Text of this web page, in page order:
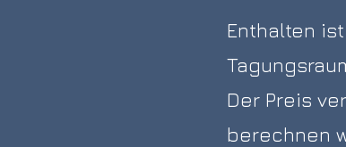
Enthalten
​Der Preis
berechnen